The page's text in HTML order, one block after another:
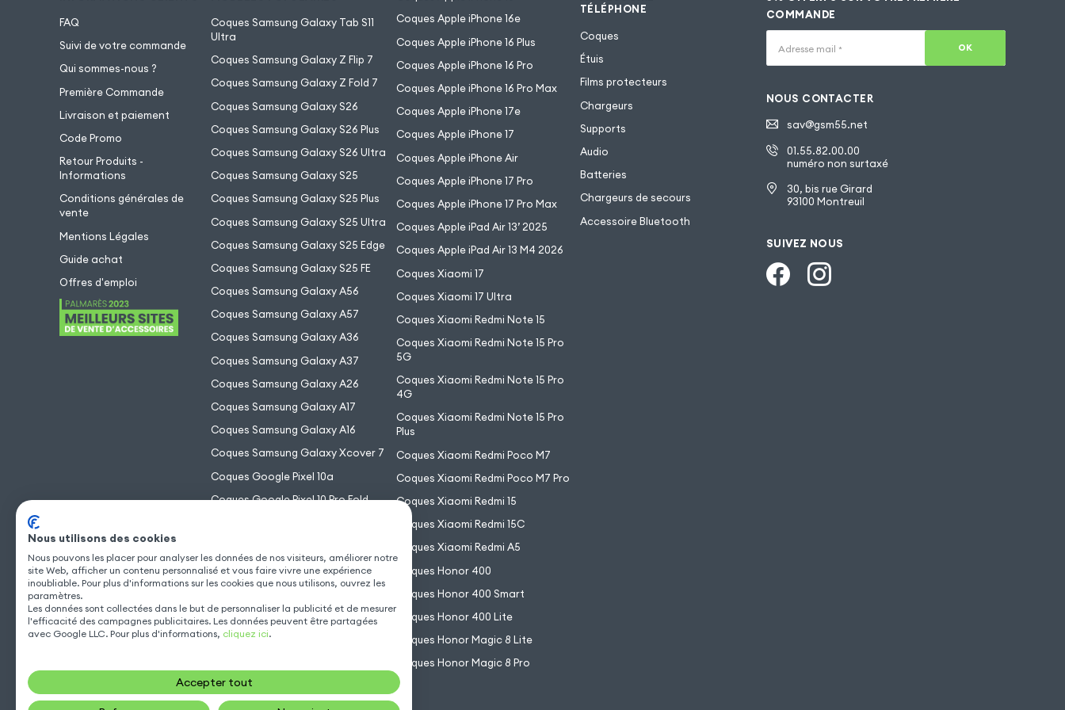
FAQ
Suivi de votre commande
Qui sommes-nous ?
Première Commande
Livraison et paiement
Code Promo
Retour Produits -
Informations
Conditions générales de
vente
Mentions Légales
Guide achat
Offres d'emploi
Coques Samsung Galaxy Tab S11
Ultra
Coques Samsung Galaxy Z Flip 7
Coques Samsung Galaxy Z Fold 7
Coques Samsung Galaxy S26
Coques Samsung Galaxy S26 Plus
Coques Samsung Galaxy S26 Ultra
Coques Samsung Galaxy S25
Coques Samsung Galaxy S25 Plus
Coques Samsung Galaxy S25 Ultra
Coques Samsung Galaxy S25 Edge
Coques Samsung Galaxy S25 FE
Coques Samsung Galaxy A56
Coques Samsung Galaxy A57
Coques Samsung Galaxy A36
Coques Samsung Galaxy A37
Coques Samsung Galaxy A26
Coques Samsung Galaxy A17
Coques Samsung Galaxy A16
Coques Samsung Galaxy Xcover 7
Coques Google Pixel 10a
Coques Google Pixel 10 Pro Fold
Coques Google Pixel 10
Coques Apple iPhone 16e
Coques Apple iPhone 16 Plus
Coques Apple iPhone 16 Pro
Coques Apple iPhone 16 Pro Max
Coques Apple iPhone 17e
Coques Apple iPhone 17
Coques Apple iPhone Air
Coques Apple iPhone 17 Pro
Coques Apple iPhone 17 Pro Max
Coques Apple iPad Air 13’ 2025
Coques Apple iPad Air 13 M4 2026
Coques Xiaomi 17
Coques Xiaomi 17 Ultra
Coques Xiaomi Redmi Note 15
Coques Xiaomi Redmi Note 15 Pro
5G
Coques Xiaomi Redmi Note 15 Pro
4G
Coques Xiaomi Redmi Note 15 Pro
Plus
Coques Xiaomi Redmi Poco M7
Coques Xiaomi Redmi Poco M7 Pro
Coques Xiaomi Redmi 15
Coques Xiaomi Redmi 15C
Coques Xiaomi Redmi A5
Coques Honor 400
Coques Honor 400 Smart
Coques Honor 400 Lite
Coques Honor Magic 8 Lite
Coques Honor Magic 8 Pro
TÉLÉPHONE
Coques
Étuis
Films protecteurs
Chargeurs
Supports
Audio
Batteries
Chargeurs de secours
Accessoire Bluetooth
COMMANDE
Adresse mail * OK
NOUS CONTACTER
sav@gsm55.net
01.55.82.00.00
numéro non surtaxé
30, bis rue Girard
93100 Montreuil
SUIVEZ NOUS
Nous utilisons des cookies
Nous pouvons les placer pour analyser les données de nos visiteurs, améliorer notre
site Web, afficher un contenu personnalisé et vous faire vivre une expérience
inoubliable. Pour plus d'informations sur les cookies que nous utilisons, ouvrez les
paramètres.
Les données sont collectées dans le but de personnaliser la publicité et de mesurer
l'efficacité des campagnes publicitaires. Les données peuvent être partagées
avec Google LLC. Pour plus d'informations, cliquez ici.
Accepter tout